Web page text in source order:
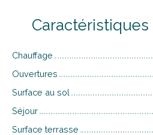
Caractéristiques
Chauffage
Ouvertures
Surface au sol
Séjour
Surface terrasse